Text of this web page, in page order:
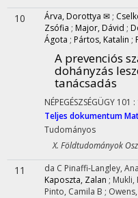
10 Árva, Dorottya ✉ ;
Zsófia ; Major, Dávid ;
Ágota ; Pártos, Katalin ;
A prevenciós
dohányzás
tanácsadás
NÉPEGÉSZSÉGÜGY 101 :
Teljes dokumentum
Tudományos
X. Földtudományok
11 da C Pinaffi-Langley,
Kaposzta, Zalan ; Mukli,
Pinto, Camila B ;